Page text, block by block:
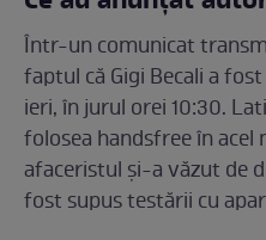
Într-un comunicat
faptul că Gigi Becali a
ieri, în jurul orei 10:30.
folosea handsfree în
afaceristul și-a văzut de
fost supus testării cu